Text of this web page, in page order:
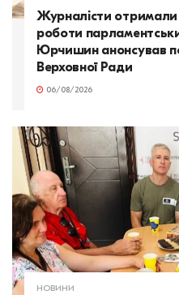
Журналісти
роботи
Юрчишин анонсував
Верховної Ради
06/08/2026
НОВИНИ